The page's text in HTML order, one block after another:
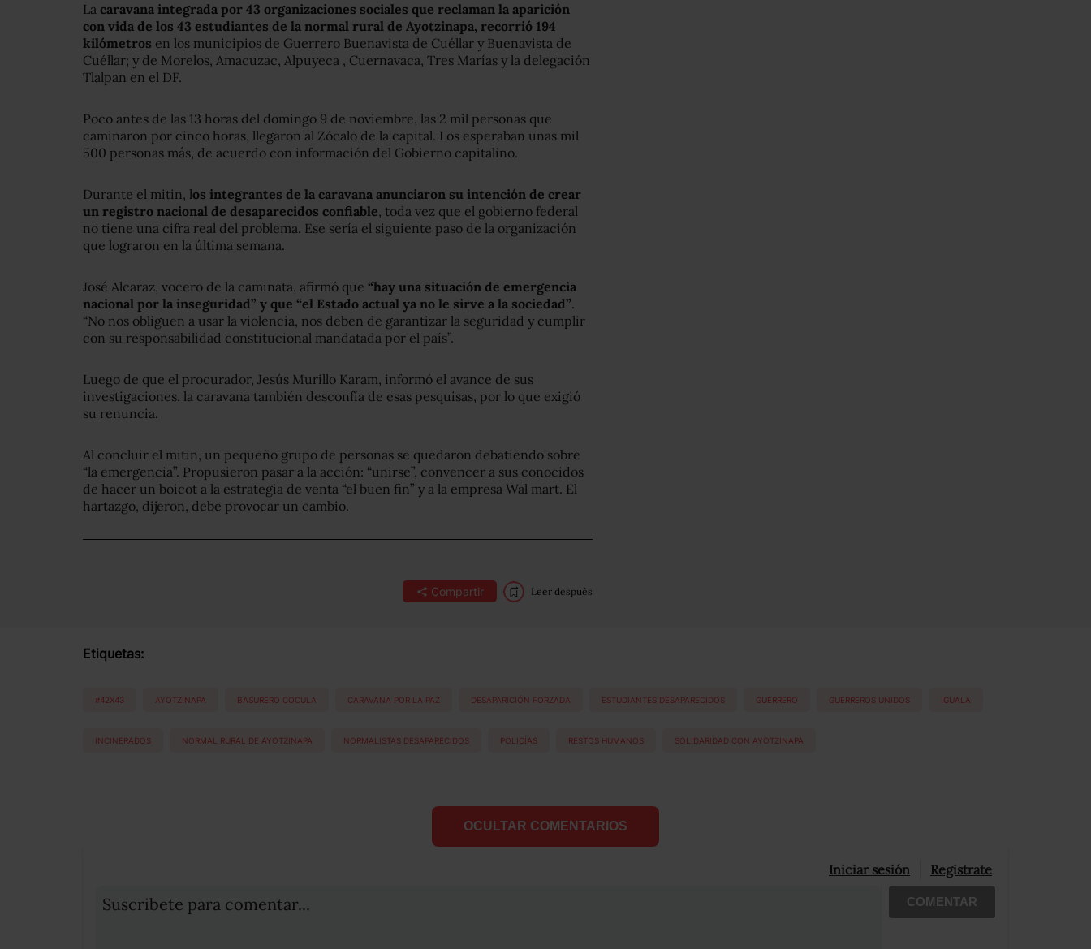
La caravana integrada por 43 organizaciones sociales que reclaman la aparición
con vida de los 43 estudiantes de la normal rural de Ayotzinapa, recorrió 194
kilómetros en los municipios de Guerrero Buenavista de Cuéllar y Buenavista de
Cuéllar; y de Morelos, Amacuzac, Alpuyeca , Cuernavaca, Tres Marías y la delegación
Tlalpan en el DF.
Poco antes de las 13 horas del domingo 9 de noviembre, las 2 mil personas que
caminaron por cinco horas, llegaron al Zócalo de la capital. Los esperaban unas mil
500 personas más, de acuerdo con información del Gobierno capitalino.
Durante el mitin, los integrantes de la caravana anunciaron su intención de crear
un registro nacional de desaparecidos confiable, toda vez que el gobierno federal
no tiene una cifra real del problema. Ese sería el siguiente paso de la organización
que lograron en la última semana.
José Alcaraz, vocero de la caminata, afirmó que “hay una situación de emergencia
nacional por la inseguridad” y que “el Estado actual ya no le sirve a la sociedad”.
“No nos obliguen a usar la violencia, nos deben de garantizar la seguridad y cumplir
con su responsabilidad constitucional mandatada por el país”.
Luego de que el procurador, Jesús Murillo Karam, informó el avance de sus
investigaciones, la caravana también desconfía de esas pesquisas, por lo que exigió
su renuncia.
Al concluir el mitin, un pequeño grupo de personas se quedaron debatiendo sobre
“la emergencia”. Propusieron pasar a la acción: “unirse”, convencer a sus conocidos
de hacer un boicot a la estrategia de venta “el buen fin” y a la empresa Wal mart. El
hartazgo, dijeron, debe provocar un cambio.
Compartir Leer después
Etiquetas:
#42X43 AYOTZINAPA BASURERO COCULA CARAVANA POR LA PAZ DESAPARICIÓN FORZADA ESTUDIANTES DESAPARECIDOS GUERRERO GUERREROS UNIDOS IGUALA
INCINERADOS NORMAL RURAL DE AYOTZINAPA NORMALISTAS DESAPARECIDOS POLICÍAS RESTOS HUMANOS SOLIDARIDAD CON AYOTZINAPA
OCULTAR COMENTARIOS
Iniciar sesión Registrate
Suscribete para comentar... COMENTAR